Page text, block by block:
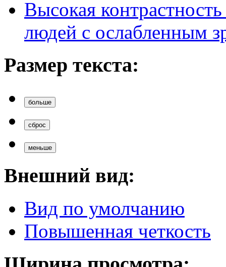
Высокая
людей с ослабленным
Размер текста:
больше
сброс
меньше
Внешний вид:
Вид по умолчанию
Повышенная четкость